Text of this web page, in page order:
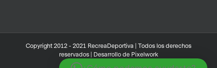
Copyright 2012 - 2021 RecreaDeportiva | Todos los derechos
reservados | Desarrollo de Pixelwork